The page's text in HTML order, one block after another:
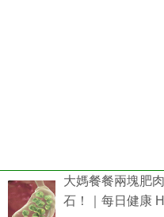
大媽餐餐兩塊肥
石！｜每日健康